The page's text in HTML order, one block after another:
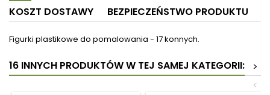
KOSZT DOSTAWY
BEZPIECZEŃSTWO PRODUKTU
Figurki plastikowe do pomalowania - 17 konnych.
16 INNYCH PRODUKTÓW W TEJ SAMEJ KATEGORII:
>
<